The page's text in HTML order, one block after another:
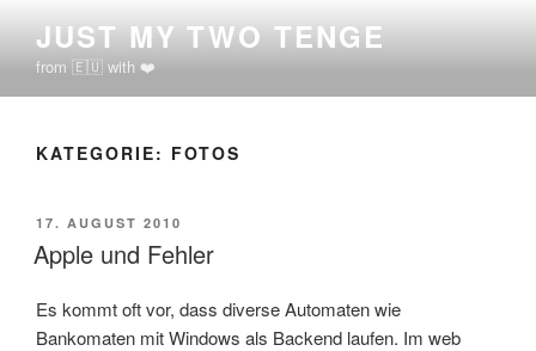
Inhalt
springen
JUST MY TWO TENGE
from 🇪🇺 with ❤️
KATEGORIE: FOTOS
VERÖFFENTLICHT
AM
17. AUGUST 2010
Apple und Fehler
Es kommt oft vor, dass diverse Automaten wie
Bankomaten mit Windows als Backend laufen. Im web